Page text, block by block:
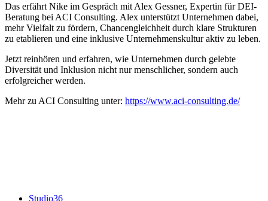
Das erfährt Nike im Gespräch mit Alex Gessner, Expertin für DEI-
Beratung bei ACI Consulting. Alex unterstützt Unternehmen dabei,
mehr Vielfalt zu fördern, Chancengleichheit durch klare Strukturen
zu etablieren und eine inklusive Unternehmenskultur aktiv zu leben.
Jetzt reinhören und erfahren, wie Unternehmen durch gelebte
Diversität und Inklusion nicht nur menschlicher, sondern auch
erfolgreicher werden.
Mehr zu ACI Consulting unter: https://www.aci-consulting.de/
Studio36